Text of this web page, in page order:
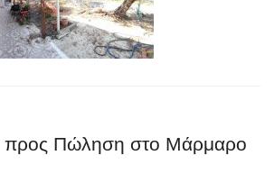
προς Πώληση στο Μάρμαρο